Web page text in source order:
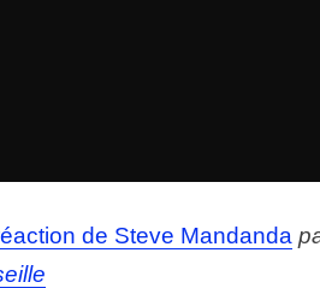
de Steve Mandanda